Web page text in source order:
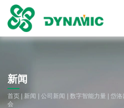
新闻
首页 | 新闻 | 公司新闻 | 数字智能力量 | 岱
会